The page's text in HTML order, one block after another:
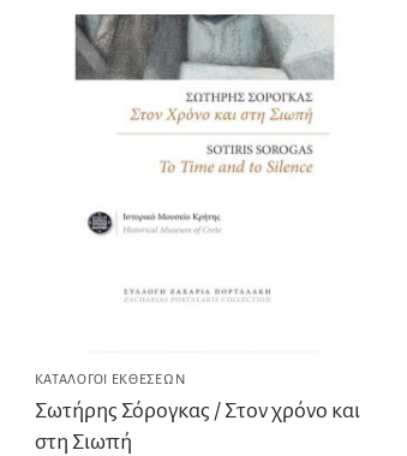
ΚΑΤΆΛΟΓΟΙ ΕΚΘΈΣΕΩΝ
Σωτήρης Σόρογκας / Στον χρόνο και
στη Σιωπή